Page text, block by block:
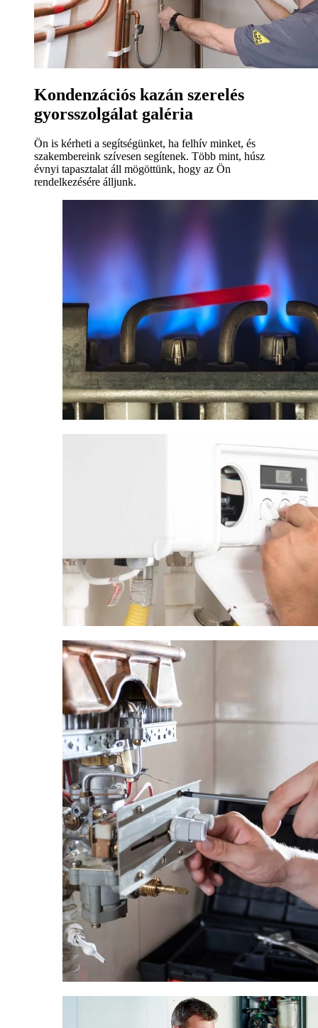
Kondenzációs kazán szerelés
gyorsszolgálat galéria
Ön is kérheti a segítségünket, ha felhív minket, és
szakembereink szívesen segítenek. Több mint, húsz
évnyi tapasztalat áll mögöttünk, hogy az Ön
rendelkezésére álljunk.